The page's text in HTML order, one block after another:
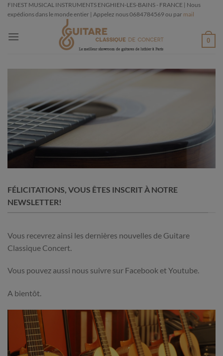
Passer
au
FINEST MUSICAL INSTRUMENTS ENGHIEN-LES-BAINS - FRANCE | Nous
expédions dans le monde entier | Appelez nous 0684784569 ou par mail
0
FÉLICITATIONS, VOUS ÊTES INSCRIT À NOTRE
NEWSLETTER!
Vous recevrez ainsi les dernières nouvelles de Guitare
Classique Concert.
Vous pouvez aussi nous suivre sur Facebook et Youtube.
A bientôt.